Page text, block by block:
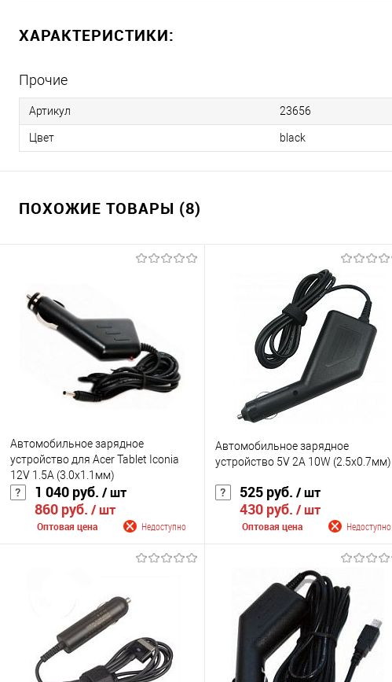
ХАРАКТЕРИСТИКИ:
Прочие
Артикул 23656
Цвет black
ПОХОЖИЕ ТОВАРЫ (8)
Автомобильное зарядное
устройство для Acer Tablet Iconia
12V 1.5A (3.0x1.1мм)
1 040 руб. / шт
860 руб. / шт
Оптовая цена Недоступно
К сравнению
В избранное
Недоступно
Автомобильное зарядное
устройство 5V 2A 10W (2.5x0.7мм)
525 руб. / шт
430 руб. / шт
Оптовая цена Недоступно
Сообщить о поступлении
К сравнению
В избранное
Недоступно
Цвет